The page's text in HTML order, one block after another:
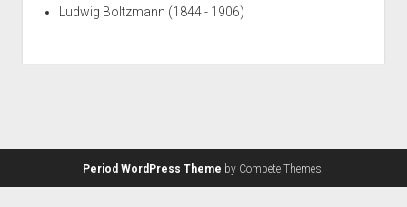
Ludwig Boltzmann (1844 - 1906)
Period WordPress Theme by Compete Themes.